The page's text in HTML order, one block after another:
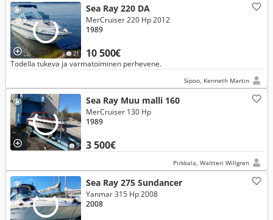
21
Sea Ray 220 DA
10 500€
MerCruiser 220 Hp 2012
1989
Todella tukeva ja varmatoiminen perhevene.
Sipoo, Kenneth Martin
5
Sea Ray Muu malli 160
3 500€
MerCruiser 130 Hp
1989
Pirkkala, Waltteri Willgren
Sea Ray 275 Sundancer
Yanmar 315 Hp 2008
2008